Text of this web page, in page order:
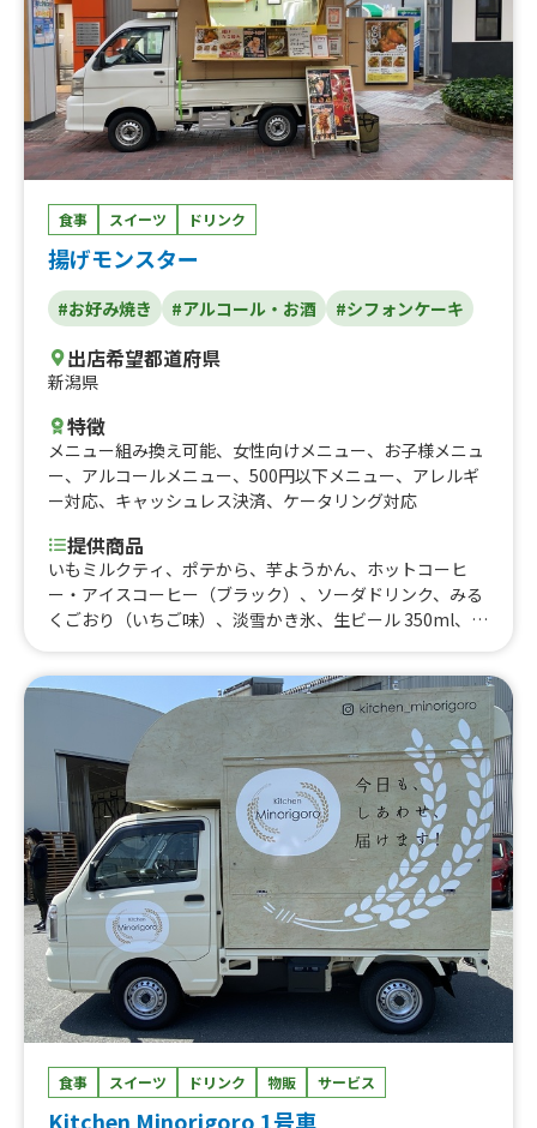
食事 スイーツ ドリンク
揚げモンスター
#お好み焼き #アルコール・お酒 #シフォンケーキ
出店希望都道府県
新潟県
特徴
メニュー組み換え可能、 女性向けメニュー、 お子様メニュ
ー、 アルコールメニュー、 500円以下メニュー、 アレルギ
ー対応、 キャッシュレス決済、 ケータリング対応
提供商品
いもミルクティ、ポテから、芋ようかん、ホットコーヒ
ー・アイスコーヒー（ブラック）、ソーダドリンク、みる
くごおり（いちご味）、淡雪かき氷、生ビール 350ml、た
蜜芋バターサンド、芋プリン、冷やし蜜芋、蜜芋ブリュ
レ、のどぐろフライドポテト、揚げたこやき（8個入
り）、紅はるかの蜜芋、蜜芋たいやき、うま塩唐揚げ 大
玉4個
食事 スイーツ ドリンク 物販 サービス
Kitchen Minorigoro 1号車